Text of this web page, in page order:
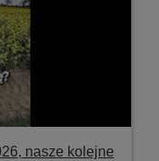
nasze kolejne